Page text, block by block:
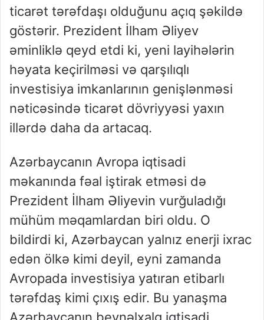
ticarət tərəfdaşı olduğunu açıq şəkildə
göstərir. Prezident İlham Əliyev
əminliklə qeyd etdi ki, yeni layihələrin
həyata keçirilməsi və qarşılıqlı
investisiya imkanlarının genişlənməsi
nəticəsində ticarət dövriyyəsi yaxın
illərdə daha da artacaq.
Azərbaycanın Avropa iqtisadi
məkanında fəal iştirak etməsi də
Prezident İlham Əliyevin vurğuladığı
mühüm məqamlardan biri oldu. O
bildirdi ki, Azərbaycan yalnız enerji ixrac
edən ölkə kimi deyil, eyni zamanda
Avropada investisiya yatıran etibarlı
tərəfdaş kimi çıxış edir. Bu yanaşma
Azərbaycanın beynəlxalq iqtisadi